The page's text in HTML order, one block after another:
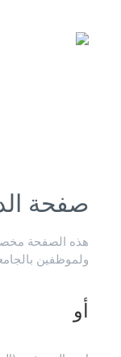
صفحة
هذه الصفحة
ولموظفين
أو